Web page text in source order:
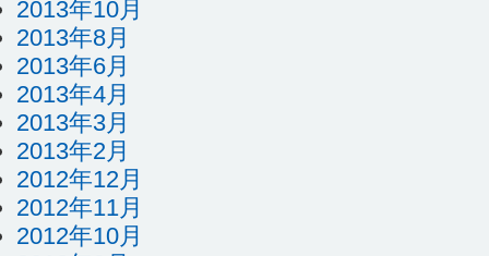
2013年10月
2013年8月
2013年6月
2013年4月
2013年3月
2013年2月
2012年12月
2012年11月
2012年10月